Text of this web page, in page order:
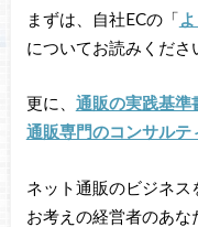
まずは、自社ECの「
についてお読みくださ
更に、 通販の実践基準
通販専門のコンサルテ
ネット通販のビジネス
お考えの経営者のあ